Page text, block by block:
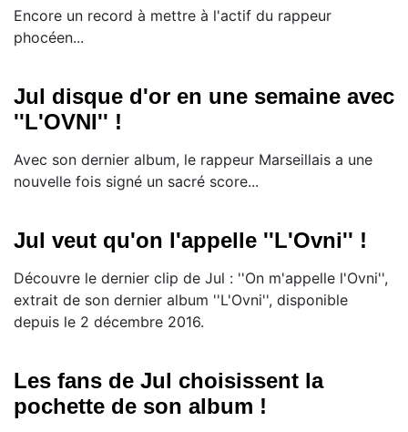
Encore un record à mettre à l'actif du rappeur
phocéen...
Jul disque d'or en une semaine avec
''L'OVNI'' !
Avec son dernier album, le rappeur Marseillais a une
nouvelle fois signé un sacré score...
Jul veut qu'on l'appelle ''L'Ovni'' !
Découvre le dernier clip de Jul : ''On m'appelle l'Ovni'',
extrait de son dernier album ''L'Ovni'', disponible
depuis le 2 décembre 2016.
Les fans de Jul choisissent la
pochette de son album !